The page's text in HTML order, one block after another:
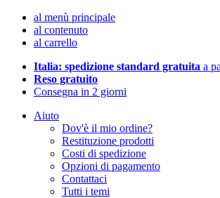
al menù principale
al contenuto
al carrello
Italia: spedizione standard gratuita a
Reso gratuito
Consegna in 2 giorni
Aiuto
Dov'è il mio ordine?
Restituzione prodotti
Costi di spedizione
Opzioni di pagamento
Contattaci
Tutti i temi